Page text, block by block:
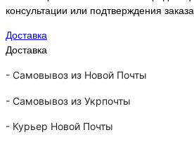
консультации или подтверждения заказа.
Доставка
Доставка
- Самовывоз из Новой Почты
- Самовывоз из Укрпочты
- Курьер Новой Почты